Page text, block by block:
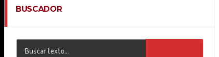
BUSCADOR